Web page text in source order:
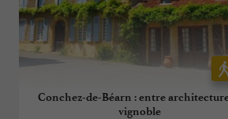
Conchez-de-Béarn : entre
vignoble